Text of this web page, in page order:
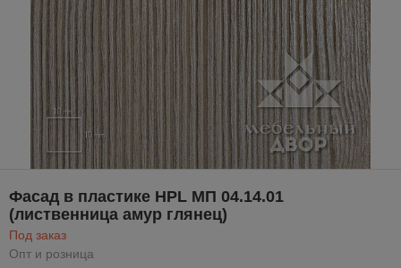
Фасад в пластике HPL МП 04.14.01
(лиственница амур глянец)
Под заказ
Опт и розница